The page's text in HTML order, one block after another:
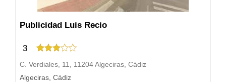
Publicidad Luis Recio
3
C. Verdiales, 11, 11204 Algeciras, Cádiz
Algeciras, Cádiz